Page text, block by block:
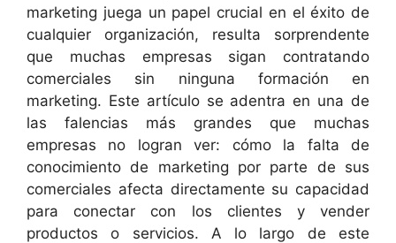
marketing juega un papel crucial en el éxito de
cualquier organización, resulta sorprendente
que muchas empresas sigan contratando
comerciales sin ninguna formación en
marketing. Este artículo se adentra en una de
las falencias más grandes que muchas
empresas no logran ver: cómo la falta de
conocimiento de marketing por parte de sus
comerciales afecta directamente su capacidad
para conectar con los clientes y vender
productos o servicios. A lo largo de este